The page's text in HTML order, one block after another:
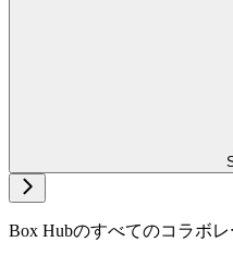
Box Hubのすべてのコラボ